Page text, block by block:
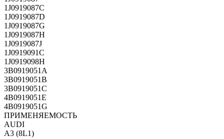
1J0919087C
1J0919087D
1J0919087G
1J0919087H
1J0919087J
1J0919091C
1J0919098H
3B0919051A
3B0919051B
3B0919051C
4B0919051E
4B0919051G
ПРИМЕНЯЕМОСТЬ
AUDI
A3 (8L1)